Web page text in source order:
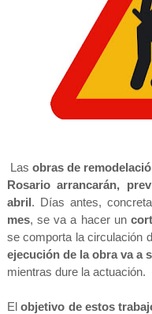
Las obras de
Rosario arrancarán,
abril. Días antes,
mes, se va a hacer un
se comporta la circulación
ejecución de la obra va a
mientras dure la actuación.
Elobjetivo de estos